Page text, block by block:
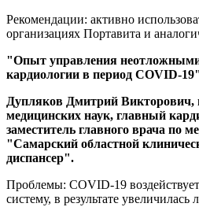
Рекомендации: активно
организациях Портавита и
"Опыт управления
кардиологии в период COVID-19"
Дупляков Дмитрий Викторович,
медицинских наук, главный
заместитель главного врача по
"Самарский областной
диспансер".
Проблемы: COVID-19
систему, в результате увеличилась